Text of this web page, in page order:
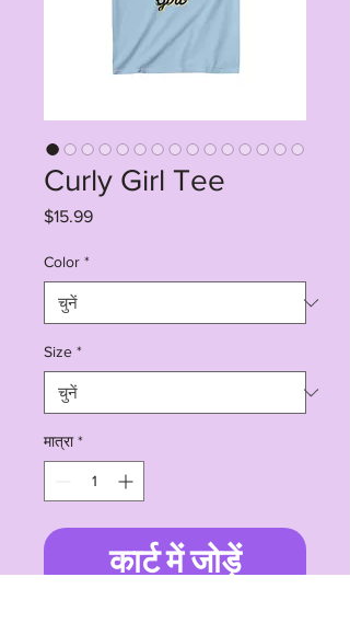
Curly Girl Tee
$15.99मूल्य
Color *
Size *
मात्रा *
कार्ट में जोड़ें